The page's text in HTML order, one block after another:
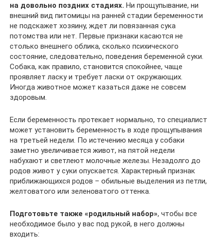
на довольно поздних стадиях. Ни прощупывание, ни
внешний вид питомицы на ранней стадии беременности
не подскажет хозяину, ждет ли повязанная сука
потомства или нет. Первые признаки касаются не
столько внешнего облика, сколько психического
состояние, следовательно, поведения беременной суки.
Собака, как правило, становится спокойнее, чаще
проявляет ласку и требует ласки от окружающих.
Иногда животное может казаться даже не совсем
здоровым.
Если беременность протекает нормально, то специалист
может установить беременность в ходе прощупывания
на третьей недели. По истечению месяца у собаки
заметно увеличивается живот, на пятой недели
набухают и светлеют молочные железы. Незадолго до
родов живот у суки опускается. Характерный признак
приближающихся родов – обильные выделения из петли,
желтоватого или зеленоватого оттенка.
Подготовьте также «родильный набор», чтобы все
необходимое было у вас под рукой, в него должны
входить: